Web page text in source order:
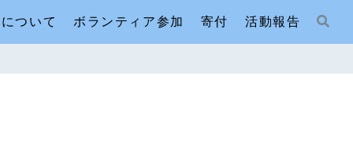
ついて ボランティア参加 寄付 活動報告